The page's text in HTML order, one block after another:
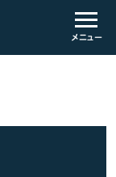
メニュー